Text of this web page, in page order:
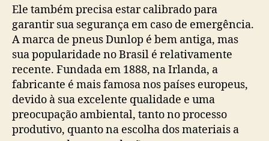
Ele também precisa estar calibrado para
garantir sua segurança em caso de emergência.
A marca de pneus Dunlop é bem antiga, mas
sua popularidade no Brasil é relativamente
recente. Fundada em 1888, na Irlanda, a
fabricante é mais famosa nos países europeus,
devido à sua excelente qualidade e uma
preocupação ambiental, tanto no processo
produtivo, quanto na escolha dos materiais a